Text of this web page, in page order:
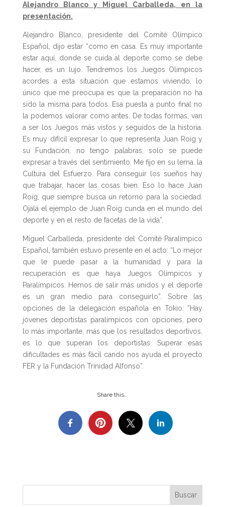
Alejandro Blanco y Miguel Carballeda, en la
presentación.
Alejandro Blanco, presidente del Comité Olímpico
Español, dijo estar “como en casa. Es muy importante
estar aquí, donde se cuida al deporte como se debe
hacer, es un lujo. Tendremos los Juegos Olímpicos
acordes a esta situación que estamos viviendo, lo
único que me preocupa es que la preparación no ha
sido la misma para todos. Esa puesta a punto final no
la podemos valorar como antes. De todas formas, van
a ser los Juegos más vistos y seguidos de la historia.
Es muy difícil expresar lo que representa Juan Roig y
su Fundación, no tengo palabras, solo se puede
expresar a través del sentimiento. Me fijo en su lema, la
Cultura del Esfuerzo. Para conseguir los sueños hay
que trabajar, hacer las cosas bien. Eso lo hace Juan
Roig, que siempre busca un retorno para la sociedad.
Ojalá el ejemplo de Juan Roig cunda en el mundo del
deporte y en el resto de facetas de la vida”.
Miguel Carballeda, presidente del Comité Paralímpico
Español, también estuvo presente en el acto: “Lo mejor
que le puede pasar a la humanidad y para la
recuperación es que haya Juegos Olímpicos y
Paralímpicos. Hemos de salir más unidos y el deporte
es un gran medio para conseguirlo”. Sobre las
opciones de la delegación española en Tokio: “Hay
jóvenes deportistas paralímpicos con opciones, pero
lo más importante, más que los resultados deportivos,
es lo que superan los deportistas. Superar esas
dificultades es más fácil cando nos ayuda el proyecto
FER y la Fundación Trinidad Alfonso”.
Share this…